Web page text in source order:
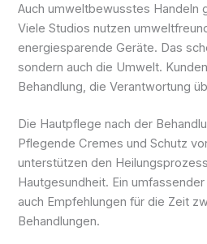
Auch umweltbewusstes Handeln
Viele Studios nutzen
energiesparende Geräte. Das
sondern auch die Umwelt.
Behandlung, die Verantwortung
Die Hautpflege nach der
Pflegende Cremes und Schutz
unterstützen den
Hautgesundheit. Ein
auch Empfehlungen für die Zeit
Behandlungen.